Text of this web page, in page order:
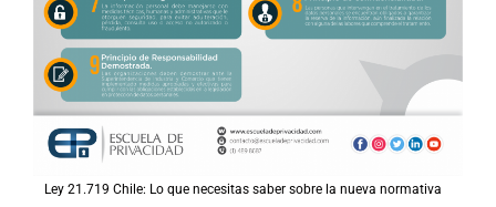
Ley 21.719 Chile: Lo que necesitas saber sobre la nueva normativa